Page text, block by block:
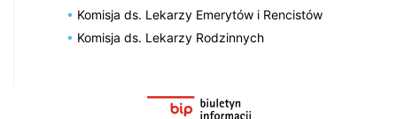
Komisja ds. Lekarzy Emerytów i Rencistów
Komisja ds. Lekarzy Rodzinnych